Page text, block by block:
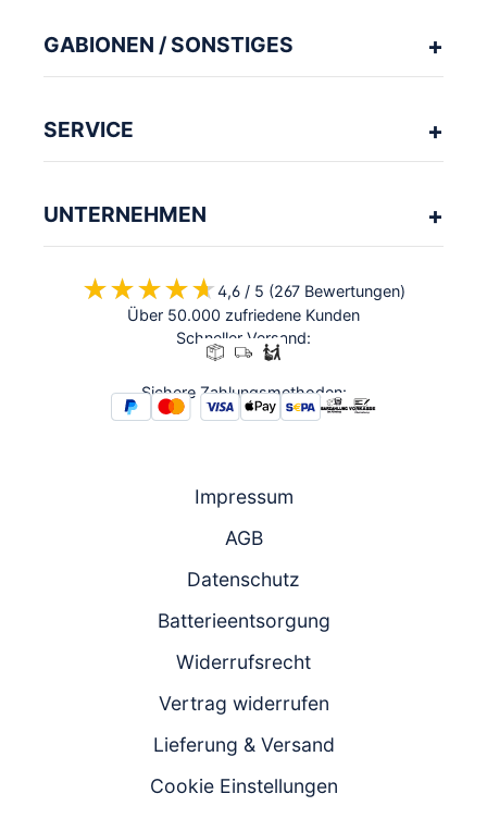
GABIONEN / SONSTIGES
SERVICE
UNTERNEHMEN
★★★★★
★★★★★4,6 / 5 (267 Bewertungen)
Über 50.000 zufriedene Kunden
Schneller Versand:
Sichere Zahlungsmethoden:
Impressum
AGB
Datenschutz
Batterieentsorgung
Widerrufsrecht
Vertrag widerrufen
Lieferung & Versand
Cookie Einstellungen